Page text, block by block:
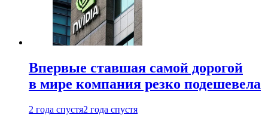
Впервые ставшая самой дорогой
в мире компания резко подешевела
2 года спустя2 года спустя